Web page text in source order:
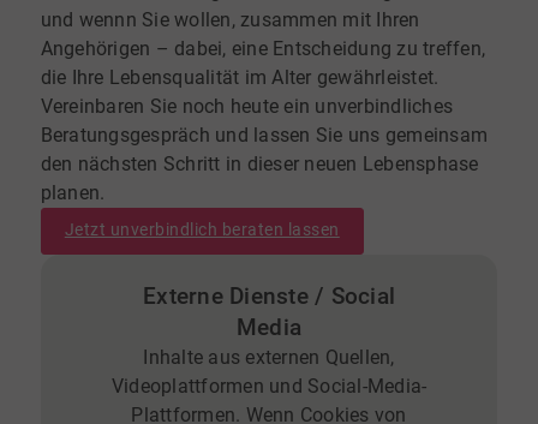
und wennn Sie wollen, zusammen mit Ihren
Angehörigen – dabei, eine Entscheidung zu treffen,
die Ihre Lebensqualität im Alter gewährleistet.
Vereinbaren Sie noch heute ein unverbindliches
Beratungsgespräch und lassen Sie uns gemeinsam
den nächsten Schritt in dieser neuen Lebensphase
planen.
Jetzt unverbindlich beraten lassen
Externe Dienste / Social
Media
Inhalte aus externen Quellen,
Videoplattformen und Social-Media-
Plattformen. Wenn Cookies von